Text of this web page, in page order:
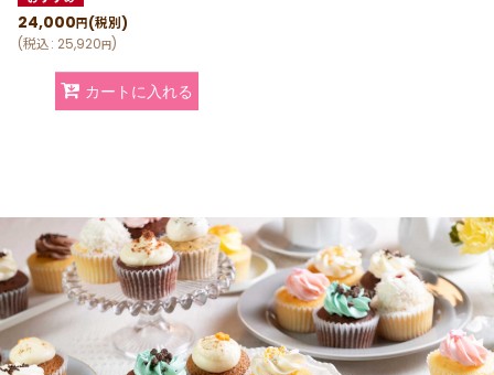
24,000 円(税別)
(税込: 25,920円)
カートに入れる